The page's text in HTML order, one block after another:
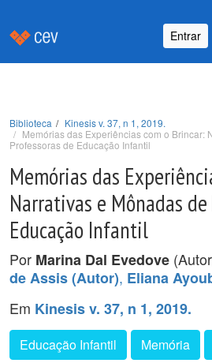
Entrar
Biblioteca
Kinesis v. 37, n 1, 2019.
Memórias das Experiências com o Brincar:
Professoras de Educação Infantil
Memórias das
Narrativas e Mônadas
Educação Infantil
Por Marina Dal Evedove
de Assis (Autor), Eliana
Em Kinesis v. 37, n 1, 2019.
Educação Infantil Memória